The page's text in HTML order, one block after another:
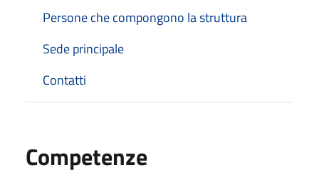
Persone che compongono la struttura
Sede principale
Contatti
Competenze